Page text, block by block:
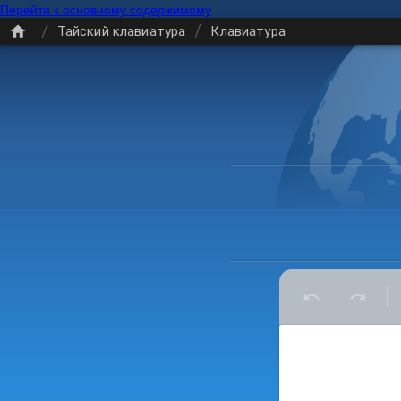
Перейти к основному содержимому
/ Тайский клавиатура / Клавиатура